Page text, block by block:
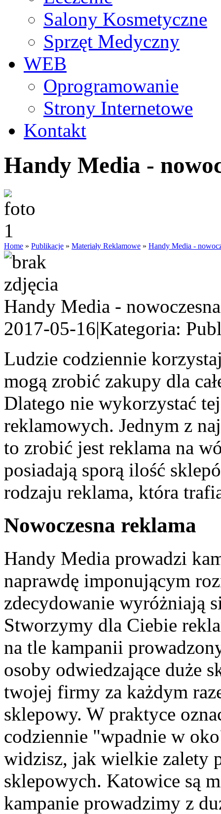
Salony Kosmetyczne
Sprzęt Medyczny
WEB
Oprogramowanie
Strony Internetowe
Kontakt
Handy Media -
Home » Publikacje » Materiały Reklamowe » Handy Media -
Handy Media -
2017-05-16|Kategoria:
Ludzie codziennie
mogą zrobić zakupy dla
Dlatego nie wykorzystać
reklamowych. Jednym z
to zrobić jest reklama na
posiadają sporą ilość
rodzaju reklama, która
Nowoczesna reklama
Handy Media prowadzi
naprawdę imponującym
zdecydowanie wyróżniają
Stworzymy dla Ciebie
na tle kampanii
osoby odwiedzające duże
twojej firmy za każdym
sklepowy. W praktyce
codziennie "wpadnie w
widzisz, jak wielkie zalety
sklepowych. Katowice są
kampanie prowadzimy z